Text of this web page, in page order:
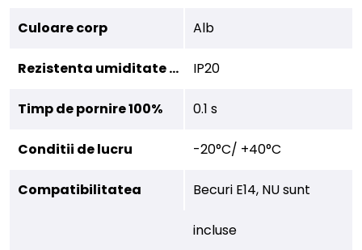
Culoare corp Alb
Rezistenta umiditate (IP) IP20
Timp de pornire 100% 0.1 s
Conditii de lucru -20°C/ +40°C
Compatibilitatea Becuri E14, NU sunt
incluse